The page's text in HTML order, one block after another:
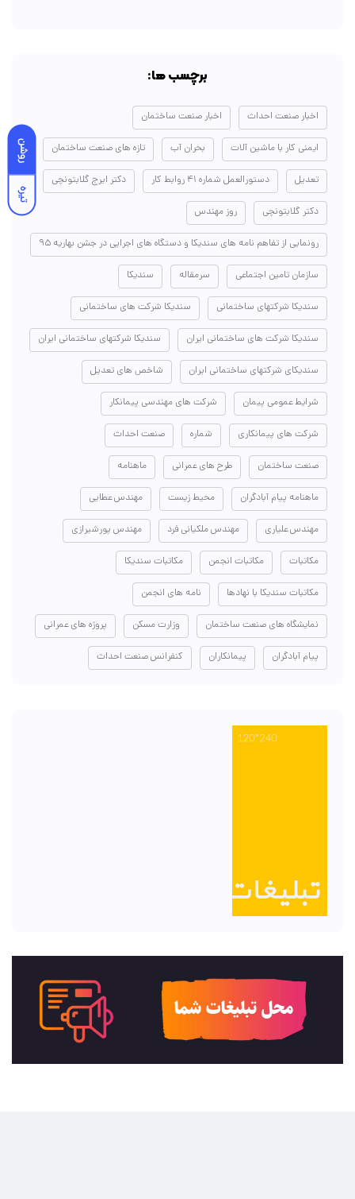
روشن
تیره
برچسب ها:
اخبار صنعت احداث اخبار صنعت ساختمان
ایمنی کار با ماشین آلات بحران آب تازه های صنعت ساختمان
تعدیل دستورالعمل شماره ۴۱ روابط کار دکتر ایرج گلابتونچی
دکتر گلابتونچی روز مهندس
رونمایی از تفاهم نامه های سندیکا و دستگاه های اجرایی در جشن بهاریه ۹۵
سازمان تامین اجتماعی سرمقاله سندیکا
سندیکا شرکتهای ساختمانی سندیکا شرکت های ساختمانی
سندیکا شرکت های ساختمانی ایران سندیکا شرکتهای ساختمانی ایران
سندیکای شرکتهای ساختمانی ایران شاخص های تعدیل
شرایط عمومی پیمان شرکت های مهندسی پیمانکار
شرکت های پیمانکاری شماره صنعت احداث
صنعت ساختمان طرح های عمرانی ماهنامه
ماهنامه پیام آبادگران محیط زیست مهندس عطایی
مهندس علیاری مهندس ملکیانی فرد مهندس پورشیرازی
مکاتبات مکاتبات انجمن مکاتبات سندیکا
مکاتبات سندیکا با نهادها نامه های انجمن
نمایشگاه های صنعت ساختمان وزارت مسکن پروژه های عمرانی
پیام آبادگران پیمانکاران کنفرانس صنعت احداث